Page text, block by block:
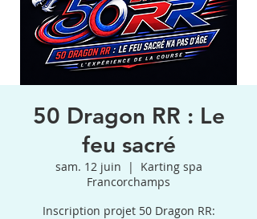
50 Dragon RR : Le
feu sacré
sam. 12 juin
  |
Karting spa
Francorchamps
Inscription projet 50 Dragon RR: